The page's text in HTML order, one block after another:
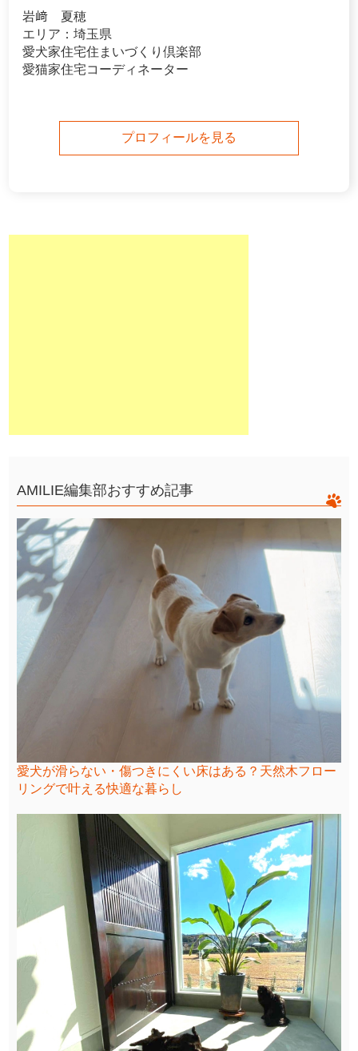
岩﨑 夏穂
エリア：埼玉県
愛犬家住宅住まいづくり倶楽部
愛猫家住宅コーディネーター
プロフィールを見る
AMILIE編集部おすすめ記事
愛犬が滑らない・傷つきにくい床はある？天然木フロー
リングで叶える快適な暮らし